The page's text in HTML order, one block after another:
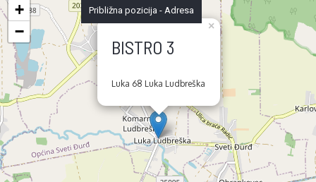
BISTRO 3
Luka 68 Luka Ludbreška
×
+
−
Približna pozicija - Adresa